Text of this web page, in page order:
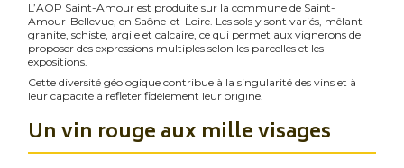
L’AOP Saint-Amour est produite sur la commune de Saint-
Amour-Bellevue, en Saône-et-Loire. Les sols y sont variés, mêlant
granite, schiste, argile et calcaire, ce qui permet aux vignerons de
proposer des expressions multiples selon les parcelles et les
expositions.
Cette diversité géologique contribue à la singularité des vins et à
leur capacité à refléter fidèlement leur origine.
Un vin rouge aux mille visages